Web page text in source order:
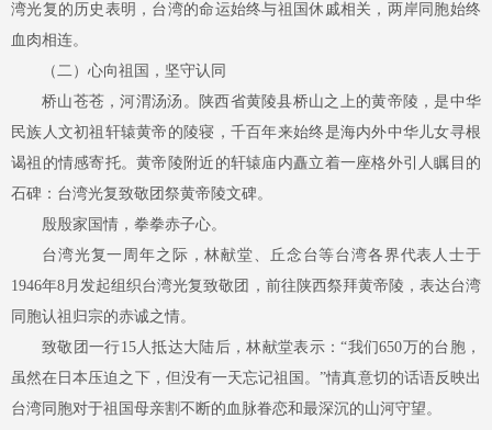
湾光复的历史表明，台湾的命运始终与祖国休戚相关，两岸同胞始终
血肉相连。
（二）心向祖国，坚守认同
桥山苍苍，河渭汤汤。陕西省黄陵县桥山之上的黄帝陵，是中华
民族人文初祖轩辕黄帝的陵寝，千百年来始终是海内外中华儿女寻根
谒祖的情感寄托。黄帝陵附近的轩辕庙内矗立着一座格外引人瞩目的
石碑：台湾光复致敬团祭黄帝陵文碑。
殷殷家国情，拳拳赤子心。
台湾光复一周年之际，林献堂、丘念台等台湾各界代表人士于
1946年8月发起组织台湾光复致敬团，前往陕西祭拜黄帝陵，表达台湾
同胞认祖归宗的赤诚之情。
致敬团一行15人抵达大陆后，林献堂表示：“我们650万的台胞，
虽然在日本压迫之下，但没有一天忘记祖国。”情真意切的话语反映出
台湾同胞对于祖国母亲割不断的血脉眷恋和最深沉的山河守望。